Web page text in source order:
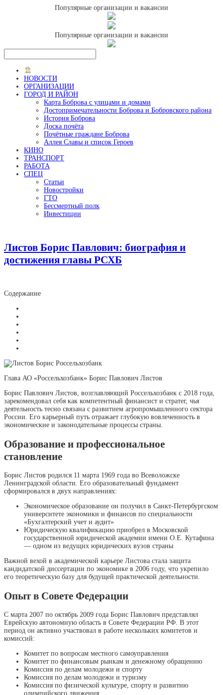
Популярные организации и вакансии
Популярные организации и вакансии
НОВОСТИ
ОРГАНИЗАЦИИ
ГОРОД И РАЙОН
Карта Боброва с улицами и домами
Достопримечательности Боброва и Бобровского района
История Боброва
Доска почёта
Почётные граждане Боброва
Аллея Славы и список Героев
КИНО
ТРАНСПОРТ
РАБОТА
СПЕЦ
Статьи
Новостройки
ГТО
Бессмертный полк
Инвестиции
Листов Борис Павлович: биография и
достижения главы РСХБ
Содержание
Глава АО «Россельхозбанк» Борис Павлович Листов
Борис Павлович Листов, возглавляющий Россельхозбанк с 2018 года,
зарекомендовал себя как компетентный финансист и стратег, чья
деятельность тесно связана с развитием агропромышленного сектора
России. Его карьерный путь отражает глубокую вовлеченность в
экономические и законодательные процессы страны.
Образование и профессиональное
становление
Борис Листов родился 11 марта 1969 года во Всеволожске
Ленинградской области. Его образовательный фундамент
сформировался в двух направлениях:
Экономическое образование он получил в Санкт-Петербургском
университете экономики и финансов по специальности
«Бухгалтерский учет и аудит»
Юридическую квалификацию приобрел в Московской
государственной юридической академии имени О.Е. Кутафина
— одном из ведущих юридических вузов страны
Важной вехой в академической карьере Листова стала защита
кандидатской диссертации по экономике в 2006 году, что укрепило
его теоретическую базу для будущей практической деятельности.
Опыт в Совете Федерации
С марта 2007 по октябрь 2009 года Борис Павлович представлял
Еврейскую автономную область в Совете Федерации РФ. В этот
период он активно участвовал в работе нескольких комитетов и
комиссий:
Комитет по вопросам местного самоуправления
Комитет по финансовым рынкам и денежному обращению
Комиссия по делам молодежи и спорту
Комиссия по делам молодежи и туризму
Комиссия по физической культуре, спорту и развитию
олимпийского движения